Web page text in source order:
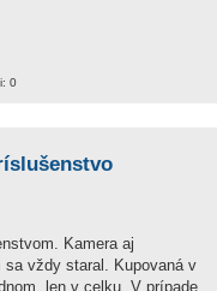
0
Kamera aj
vždy staral. Kupovaná v
len v celku. V prípade